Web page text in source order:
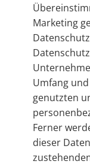
Marketing
Umfang
genutzten
Ferner
dieser